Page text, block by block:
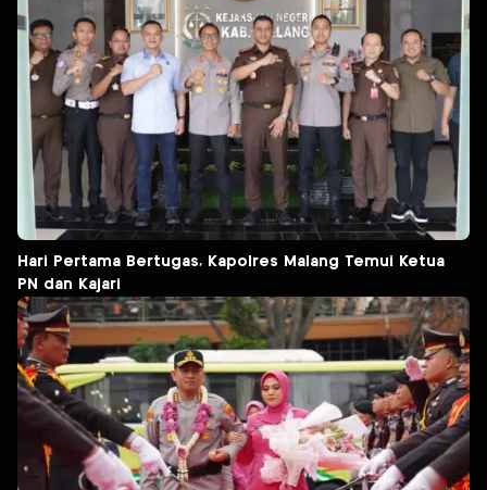
Hari Pertama Bertugas, Kapolres Malang Temui Ketua
PN dan Kajari